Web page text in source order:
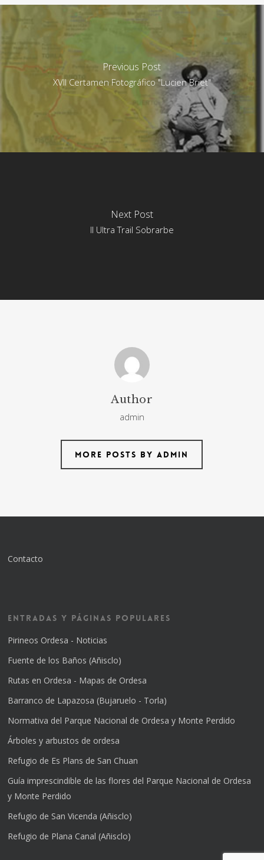
Previous Post
XVII Certamen Fotográfico "Lucien Briet"
Next Post
II Ultra Trail Sobrarbe
Author
admin
More posts by admin
Contacto
Entradas y Páginas Populares
Pirineos Ordesa - Noticias
Fuente de los Baños (Añisclo)
Rutas en Ordesa - Mapas de Ordesa
Barranco de Lapazosa (Bujaruelo - Torla)
Normativa del Parque Nacional de Ordesa y Monte Perdido
Árboles y arbustos de ordesa
Refugio de Es Plans de San Chuan
Guía imprescindible de las flores del Parque Nacional de Ordesa
y Monte Perdido
Refugio de San Vicenda (Añisclo)
Refugio de Plana Canal (Añisclo)